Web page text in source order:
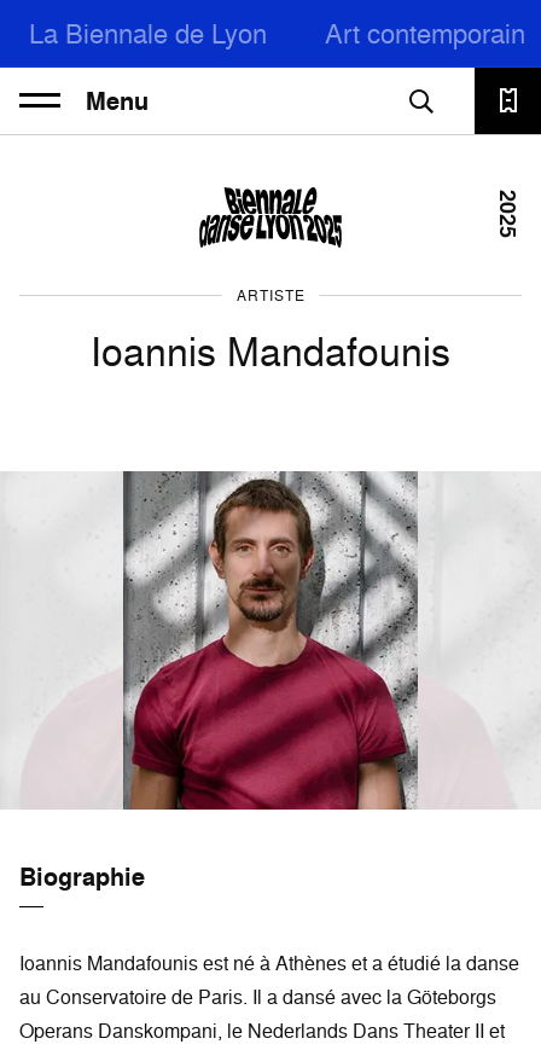
La Biennale de Lyon Art contemporain
Menu
ARTISTE
Ioannis Mandafounis
2025
Biographie
Ioannis Mandafounis est né à Athènes et a étudié la danse
au Conservatoire de Paris. Il a dansé avec la Göteborgs
Operans Danskompani, le Nederlands Dans Theater II et